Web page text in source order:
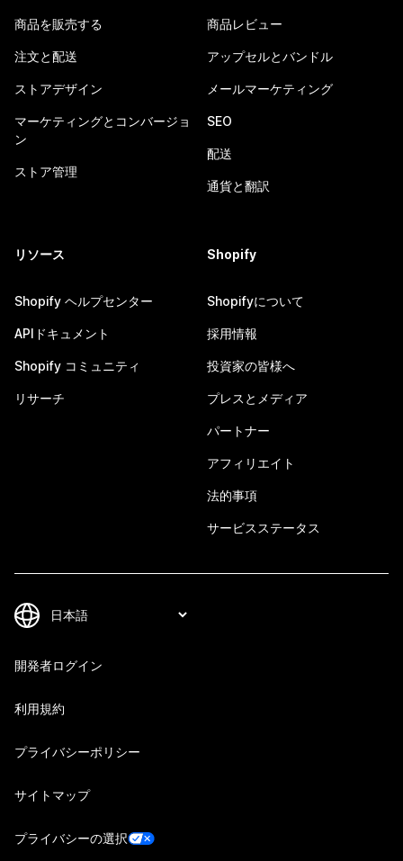
商品を販売する
注文と配送
ストアデザイン
マーケティングとコンバージョ
ン
ストア管理
商品レビュー
アップセルとバンドル
メールマーケティング
SEO
配送
通貨と翻訳
リソース
Shopify ヘルプセンター
APIドキュメント
Shopify コミュニティ
リサーチ
Shopify
Shopifyについて
採用情報
投資家の皆様へ
プレスとメディア
パートナー
アフィリエイト
法的事項
サービスステータス
開発者ログイン
利用規約
プライバシーポリシー
サイトマップ
プライバシーの選択